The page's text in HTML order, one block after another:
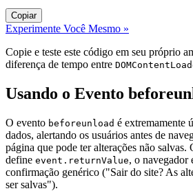
Copiar
Experimente Você Mesmo »
Copie e teste este código em seu próprio
diferença de tempo entre
Usando o Evento
O evento beforeunload é extremamente
dados, alertando os usuários antes de
página que pode ter alterações não salvas.
define event.returnValue, o navegador
confirmação genérico ("Sair do site? As
ser salvas").